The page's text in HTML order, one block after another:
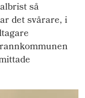
så
det svårare, i